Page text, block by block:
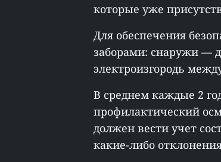
которые уже
Для обеспечения
заборами: снаружи —
электроизгородь
В среднем каждые 2
профилактический
должен вести учет
какие-либо